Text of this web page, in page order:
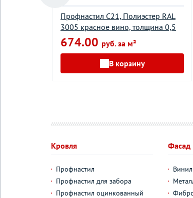
Профнастил С21, Полиэстер RAL
3005 красное вино, толщина 0,5
674.00 руб. за м²
В корзину
Кровля
Профнастил
Профнастил для забора
Профнастил оцинкованный
Фасад